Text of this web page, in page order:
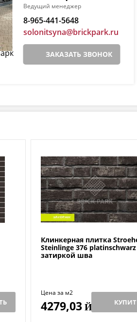
Ведущий менеджер
8-965-441-5648
solonitsyna@brickpark.ru
ЗАКАЗАТЬ ЗВОНОК
Клинкерная плитка
Steinlinge 376 platinschwarz
затиркой шва
Цена за м2
4279,03 Й